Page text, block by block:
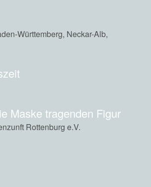
Württemberg, Neckar-Alb,
Maske tragenden Figur
Rottenburg e.V.